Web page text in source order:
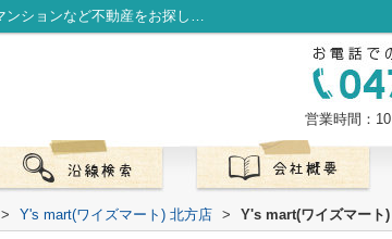
Y's mart(ワイズマート) 北方店周辺の物件一覧｜市川駅を中心に賃貸マンションなど不動産をお探しなら株式会社LibOneへ
営業時間：
> Y's mart(ワイズマート) 北方店 > Y's mart(ワイズマート